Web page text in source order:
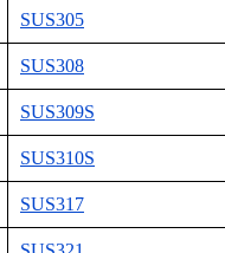
SUS305
SUS308
SUS309S
SUS310S
SUS317